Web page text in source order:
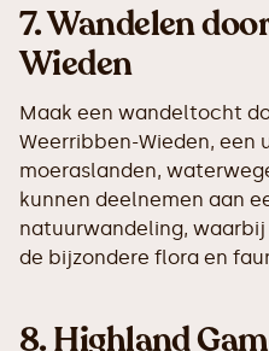
7.Wandelen
Wieden
Maak een wandeltocht
Weerribben-Wieden, een
moeraslanden,
kunnen deelnemen aan
natuurwandeling,
de bijzondere flora en
8.Highland